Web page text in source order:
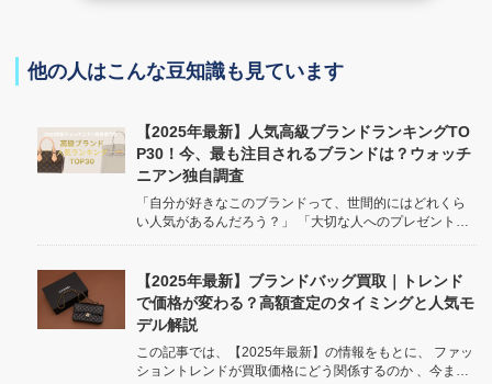
他の人はこんな豆知識も見ています
【2025年最新】人気高級ブランドランキングTO
P30！今、最も注目されるブランドは？ウォッチ
ニアン独自調査
「自分が好きなこのブランドって、世間的にはどれくら
い人気があるんだろう？」 「大切な人へのプレゼント、
ドが世の中でどう評価されているのか、気になりますよ
ね。 /* Basic st...
【2025年最新】ブランドバッグ買取｜トレンド
で価格が変わる？高額査定のタイミングと人気モ
デル解説
この記事では、【2025年最新】の情報をもとに、 ファッ
ショントレンドが買取価格にどう関係するのか 、今まさ